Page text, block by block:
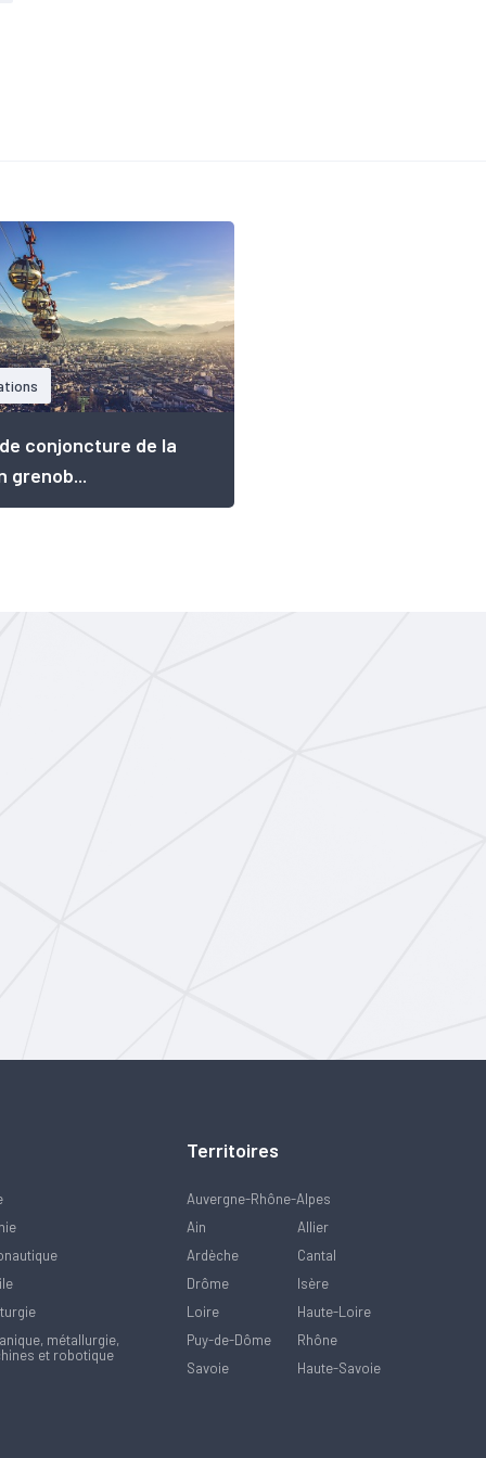
conjoncture de la
grenob...
métallurgie,
et robotique
Territoires
Auvergne-Rhône-Alpes
Ain
Allier
Ardèche
Cantal
Drôme
Isère
Loire
Haute-Loire
Puy-de-Dôme
Rhône
Savoie
Haute-Savoie